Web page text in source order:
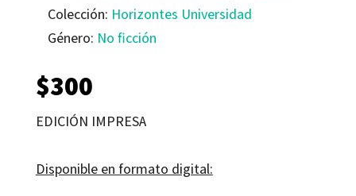
Colección: Horizontes Universidad
Género: No ficción
$300
EDICIÓN IMPRESA
Disponible en formato digital: